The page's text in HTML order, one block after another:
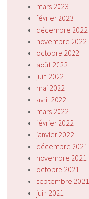
mars 2023
février 2023
décembre 2022
novembre 2022
octobre 2022
août 2022
juin 2022
mai 2022
avril 2022
mars 2022
février 2022
janvier 2022
décembre 2021
novembre 2021
octobre 2021
septembre 2021
juin 2021